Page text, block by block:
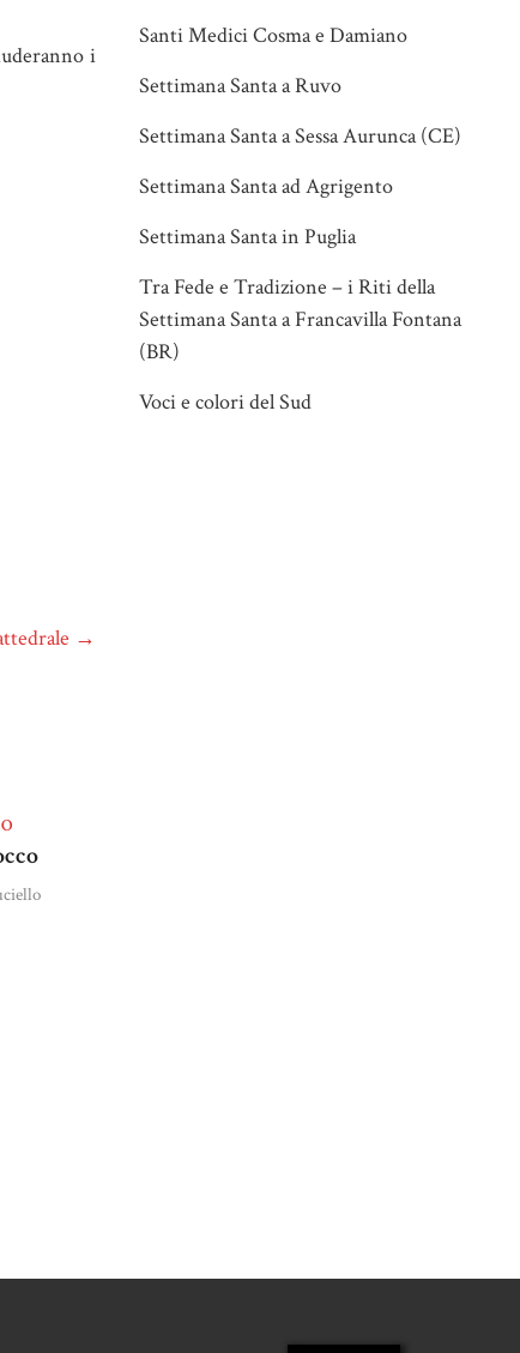
i
→
Santi Medici Cosma e Damiano
Settimana Santa a Ruvo
Settimana Santa a Sessa Aurunca (CE)
Settimana Santa ad Agrigento
Settimana Santa in Puglia
Tra Fede e Tradizione – i Riti della
Settimana Santa a Francavilla Fontana
(BR)
Voci e colori del Sud